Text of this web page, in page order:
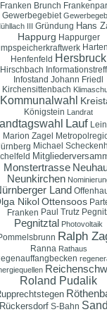
Franken Brunch
Gewerbegebiet
III Gründung Hans
Happurg Happurger
Henfenfeld Hersbruck
Hirschbach
Infostand Johann Friedl
Kirchensittenbach
Kommunalwahl
Königstein Landrat
Lauf
Marion Zagel
Michael
Monstertrasse
Neunkirchen
Land
Nikol Ottensoos
Franken Paul Trutz
Pegnitztal Photovoltaik
Ralph
Ranna Rathaus
Roland Pudalik
Rückersdorf S-Bahn